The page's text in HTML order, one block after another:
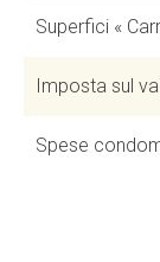
Superfici «
Imposta sul
Spese